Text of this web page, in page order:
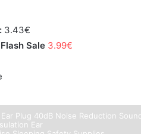
3.43€
Sale 3.99€
Plug 40dB Noise Reduction
Ear